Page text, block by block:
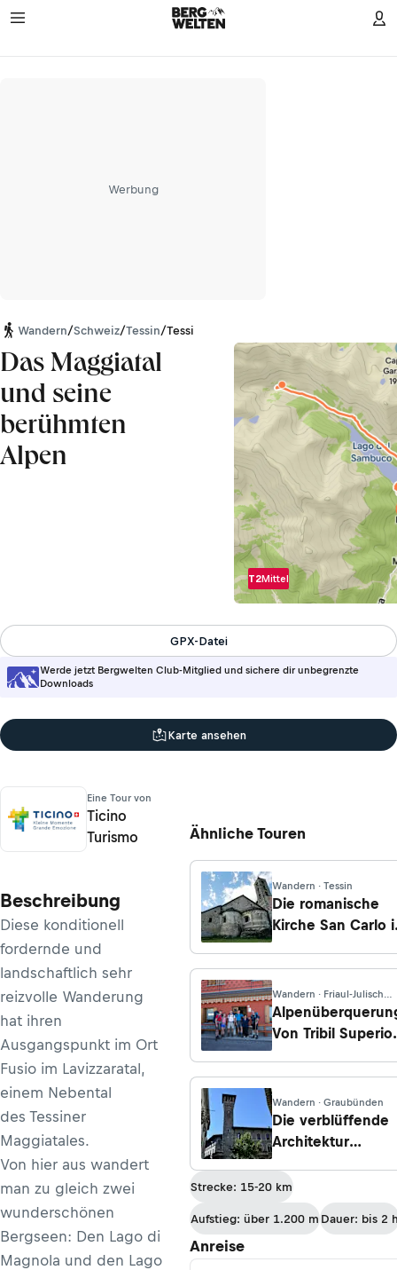
Werbung
Wandern/Schweiz/Tessin/Tessiner Alpen
Das Maggiatal
und seine
berühmten
Alpen
T2Mittel
Werde jetzt Bergwelten Club-Mitglied und sichere dir unbegrenzte
Downloads
GPX-Datei
Karte ansehen
Eine Tour von
Ticino
Turismo
Beschreibung
Diese konditionell
fordernde und
landschaftlich sehr
reizvolle Wanderung
hat ihren
Ausgangspunkt im Ort
Fusio im Lavizzaratal,
einem Nebental
des Tessiner
Maggiatales.
Von hier aus wandert
man zu gleich zwei
wunderschönen
Bergseen: Den Lago di
Magnola und den Lago
Ähnliche Touren
Wandern · Tessin
Die romanische
Kirche San Carlo
Wandern · Friaul-Julisch
Venetien
Von Tribil
Wandern · Graubünden
Die verblüffende
Architektur
Strecke: 15-20 km
Aufstieg: über 1.200 m Dauer: bis 2
Anreise